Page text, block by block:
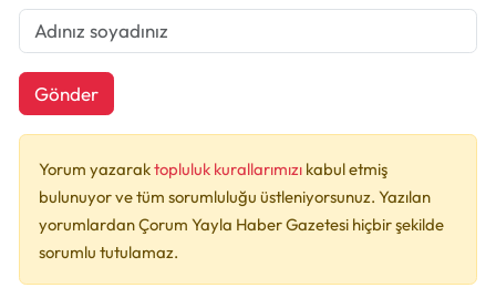
Gönder
Yorum yazaraktopluluk kurallarımızı kabul etmiş
bulunuyor ve tüm sorumluluğu üstleniyorsunuz. Yazılan
yorumlardan Çorum Yayla Haber Gazetesi hiçbir şekilde
sorumlu tutulamaz.